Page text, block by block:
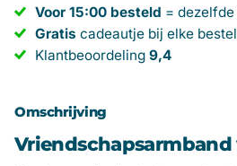
Voor 15:00 besteld =
Gratiscadeautje bij elke
Klantbeoordeling9,4
Omschrijving